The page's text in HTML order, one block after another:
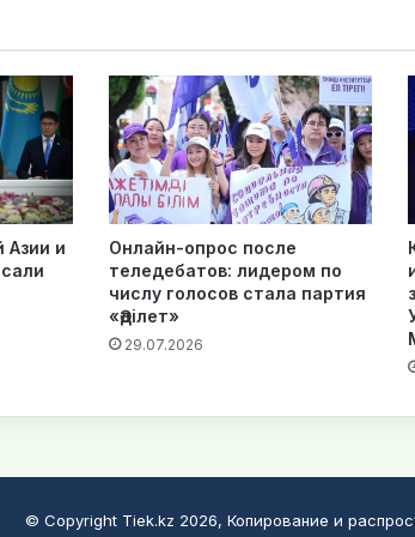
Азии и
Онлайн-опрос после
теледебатов: лидером по
числу голосов стала партия
«Әділет»
29.07.2026
© Copyright Tiek.kz 2026, Копирование и